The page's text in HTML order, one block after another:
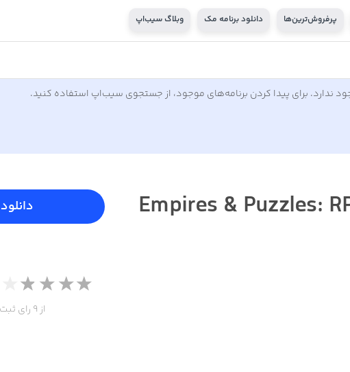
پرفروش‌ترین‌ها دانلود برنامه مک وبلاگ سیب‌اپ
ندارد. برای پیدا کردن برنامه‌های موجود، از جستجوی سیب‌اپ استفاده کنید.
Empires & Puzzles: دانلود
از 9 رای ثبت شده